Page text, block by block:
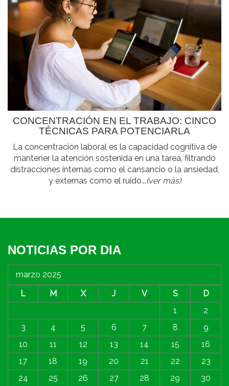
CONCENTRACIÓN EN EL TRABAJO: CINCO
TÉCNICAS PARA POTENCIARLA
La concentración laboral es la capacidad cognitiva de
mantener la atención sostenida en una tarea, filtrando
distracciones internas como el cansancio o la ansiedad,
y externas como el ruido...(ver más)
NOTICIAS POR DIA
marzo 2025
L
M X J V S
D
1
2
3
4 5 6 7 8
9
10
11 12 13 14 15
16
17
18 19 20 21 22
23
24
25 26 27 28 29
30